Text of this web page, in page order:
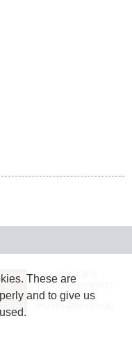
JASRAC許諾番号：
9024936001Y45037
JASRAC許諾番号：
These are
and to give us